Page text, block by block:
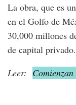
La obra, que es
en el Golfo de
30,000 millones
de capital privado.
Leer: